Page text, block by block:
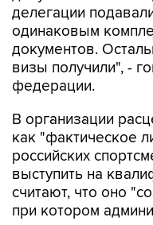
делегации
одинаковым
документов.
визы получили", -
федерации.
В организации
как "фактическое
российских
выступить на
считают, что оно
при котором